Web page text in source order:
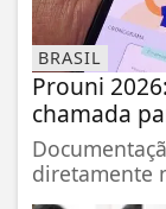
BRASIL
Prouni
chamada
diretamente